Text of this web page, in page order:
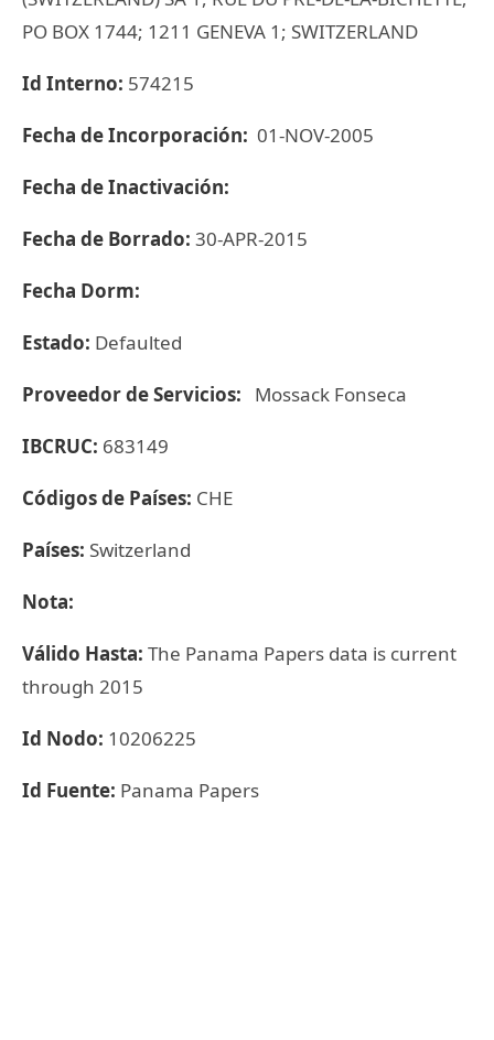
PO BOX 1744; 1211 GENEVA 1; SWITZERLAND
Id Interno: 574215
Fecha de Incorporación: 01-NOV-2005
Fecha de Inactivación:
Fecha de Borrado: 30-APR-2015
Fecha Dorm:
Estado: Defaulted
Proveedor de Servicios: Mossack Fonseca
IBCRUC: 683149
Códigos de Países: CHE
Países: Switzerland
Nota:
Válido Hasta: The Panama Papers data is current
through 2015
Id Nodo: 10206225
Id Fuente: Panama Papers